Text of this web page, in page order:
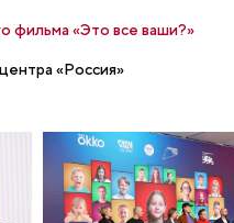
фильма «Это все ваши?»
«Россия»